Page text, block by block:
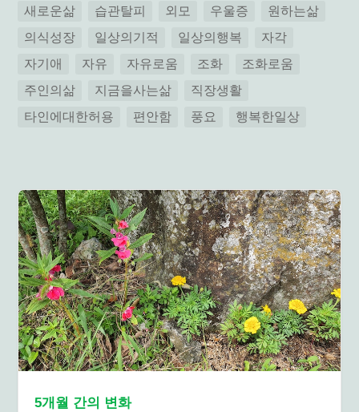
새로운삶
습관탈피 외모 우울증
원하는삶
의식성장
일상의기적 일상의행복
자각
자기애
자유 자유로움 조화
조화로움
주인의삶
지금을사는삶
직장생활
타인에대한허용
편안함 풍요 행복한일상
5개월 간의 변화